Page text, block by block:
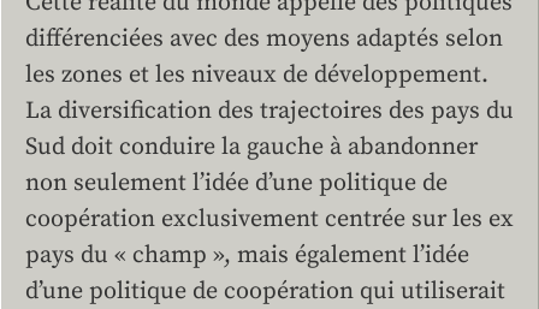
différenciées avec des moyens adaptés selon
les zones et les niveaux de développement.
La diversification des trajectoires des pays du
Sud doit conduire la gauche à abandonner
non seulement l’idée d’une politique de
coopération exclusivement centrée sur les ex
pays du « champ », mais également l’idée
d’une politique de coopération qui utiliserait